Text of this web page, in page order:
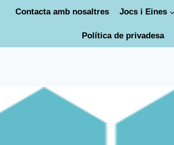
Contacta amb nosaltres Jocs i Eines
Política de privadesa